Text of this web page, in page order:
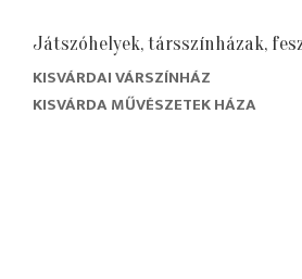
Játszóhelyek, társszínházak,
KISVÁRDAI VÁRSZÍNHÁZ
KISVÁRDA MŰVÉSZETEK HÁZA